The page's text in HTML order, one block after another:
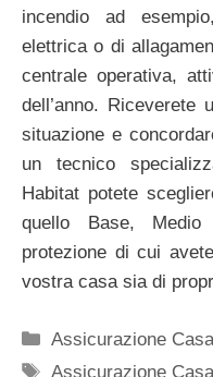
incendio ad
elettrica o di
centrale operativa,
dell’anno. Riceverete
situazione e
un tecnico
Habitat potete
quello Base,
protezione di cui
vostra casa sia di
Categorie
Assicurazione
Tag
Assicurazione Casa